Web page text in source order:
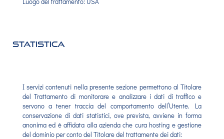
Statistica
I servizi contenuti nella presente sezione permettono al Titolare
del Trattamento di monitorare e analizzare i dati di traffico e
servono a tener traccia del comportamento dell’Utente. La
conservazione di dati statistici, ove prevista, avviene in forma
anonima ed è affidata alla azienda che cura hosting e gestione
del dominio per conto del Titolare del trattamente dei dati: